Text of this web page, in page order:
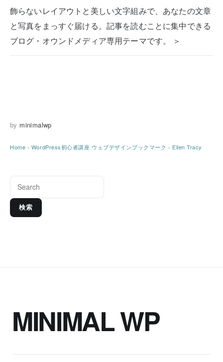
飾らないレイアウトと美しい文字組みで、あなたの文章
と写真をまっすぐ届ける。記事を読むことに集中できる
ブログ・オウンドメディア専用テーマです。 ＞
by minimalwp
Home › WordPress初心者講座 ウェブデザインブックマーク › Ellen Tracy
検索
MINIMAL WP